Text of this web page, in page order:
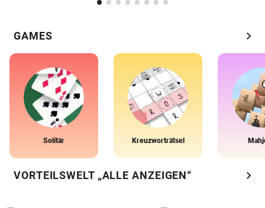
GAMES chevron_right
Solitär Kreuzworträtsel
VORTEILSWELT „ALLE ANZEIGEN“ chevron_right